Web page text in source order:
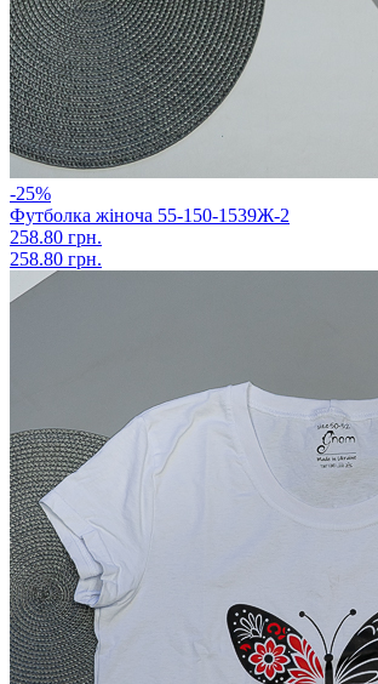
-25%
Футболка жіноча 55-150-1539Ж-2
258.80 грн.
258.80 грн.